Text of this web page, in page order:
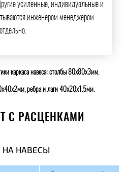
усиленные, индивидуальные и
инженером менеджером
отдельно.
каркаса навеса: столбы 80х80х3мм.
ребра и лаги 40х20х1.5мм.
С РАСЦЕНКАМИ
НАВЕСЫ